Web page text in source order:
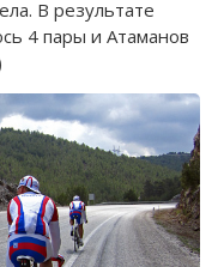
В результате
4 пары и Атаманов